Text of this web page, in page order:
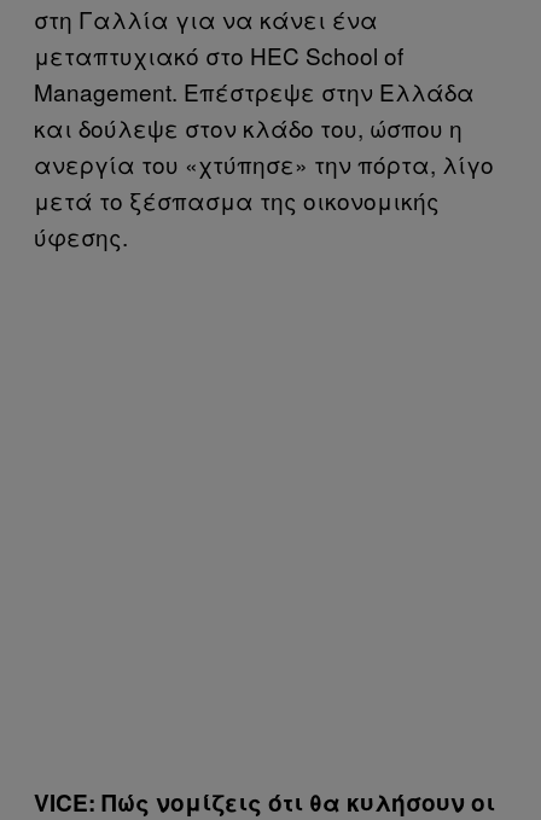
στη Γαλλία για να κάνει ένα
μεταπτυχιακό στο ΗΕC School of
Management. Επέστρεψε στην Ελλάδα
και δούλεψε στον κλάδο του, ώσπου η
ανεργία του «χτύπησε» την πόρτα, λίγο
μετά το ξέσπασμα της οικονομικής
ύφεσης.
VICE: Πώς νομίζεις ότι θα κυλήσουν οι